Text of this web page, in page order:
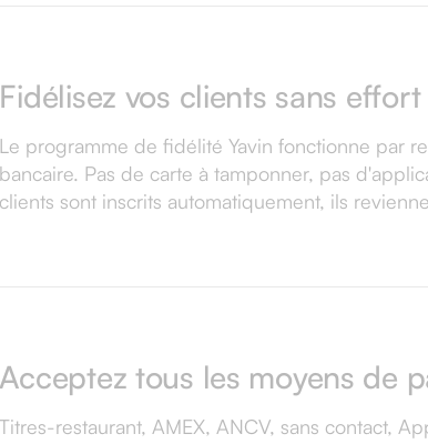
Fidélisez vos clients sans effort
Le programme de fidélité Yavin fonctionne par
bancaire. Pas de carte à tamponner, pas
clients sont inscrits automatiquement, ils
Acceptez tous les moyens de
Titres-restaurant, AMEX, ANCV, sans contact,